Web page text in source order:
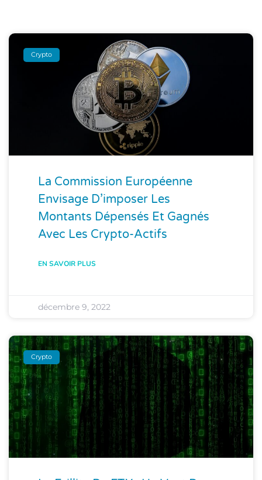
Crypto
La Commission Européenne
Envisage D’imposer Les
Montants Dépensés Et Gagnés
Avec Les Crypto-Actifs
EN SAVOIR PLUS
décembre 9, 2022
Crypto